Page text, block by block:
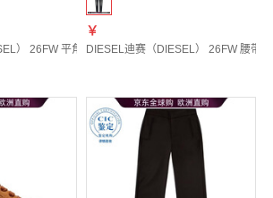
20 | 25
） 26FW 平角内裤三双装 男士 图色A225580AMEQ 20
￥
DIESEL迪赛（DIESEL） 26FW 腰带